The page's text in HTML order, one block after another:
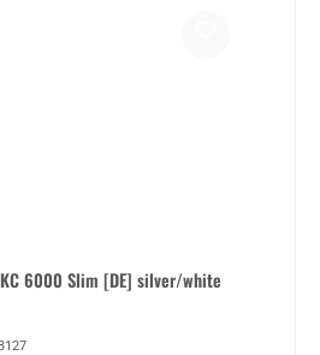
KC 6000 Slim [DE] silver/white